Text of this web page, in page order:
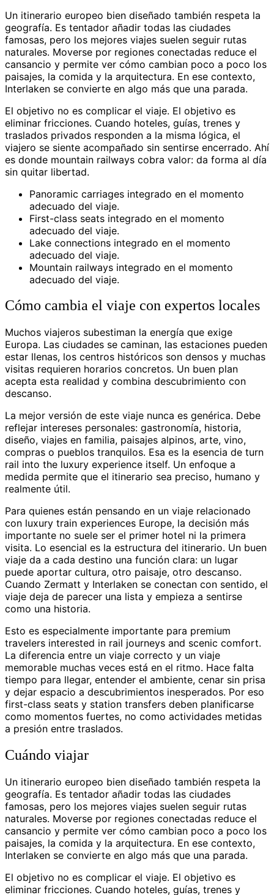
Un itinerario europeo bien diseñado también respeta la
geografía. Es tentador añadir todas las ciudades
famosas, pero los mejores viajes suelen seguir rutas
naturales. Moverse por regiones conectadas reduce el
cansancio y permite ver cómo cambian poco a poco los
paisajes, la comida y la arquitectura. En ese contexto,
Interlaken se convierte en algo más que una parada.
El objetivo no es complicar el viaje. El objetivo es
eliminar fricciones. Cuando hoteles, guías, trenes y
traslados privados responden a la misma lógica, el
viajero se siente acompañado sin sentirse encerrado. Ahí
es donde mountain railways cobra valor: da forma al día
sin quitar libertad.
Panoramic carriages integrado en el momento
adecuado del viaje.
First-class seats integrado en el momento
adecuado del viaje.
Lake connections integrado en el momento
adecuado del viaje.
Mountain railways integrado en el momento
adecuado del viaje.
Cómo cambia el viaje con expertos locales
Muchos viajeros subestiman la energía que exige
Europa. Las ciudades se caminan, las estaciones pueden
estar llenas, los centros históricos son densos y muchas
visitas requieren horarios concretos. Un buen plan
acepta esta realidad y combina descubrimiento con
descanso.
La mejor versión de este viaje nunca es genérica. Debe
reflejar intereses personales: gastronomía, historia,
diseño, viajes en familia, paisajes alpinos, arte, vino,
compras o pueblos tranquilos. Esa es la esencia de turn
rail into the luxury experience itself. Un enfoque a
medida permite que el itinerario sea preciso, humano y
realmente útil.
Para quienes están pensando en un viaje relacionado
con luxury train experiences Europe, la decisión más
importante no suele ser el primer hotel ni la primera
visita. Lo esencial es la estructura del itinerario. Un buen
viaje da a cada destino una función clara: un lugar
puede aportar cultura, otro paisaje, otro descanso.
Cuando Zermatt y Interlaken se conectan con sentido, el
viaje deja de parecer una lista y empieza a sentirse
como una historia.
Esto es especialmente importante para premium
travelers interested in rail journeys and scenic comfort.
La diferencia entre un viaje correcto y un viaje
memorable muchas veces está en el ritmo. Hace falta
tiempo para llegar, entender el ambiente, cenar sin prisa
y dejar espacio a descubrimientos inesperados. Por eso
first-class seats y station transfers deben planificarse
como momentos fuertes, no como actividades metidas
a presión entre traslados.
Cuándo viajar
Un itinerario europeo bien diseñado también respeta la
geografía. Es tentador añadir todas las ciudades
famosas, pero los mejores viajes suelen seguir rutas
naturales. Moverse por regiones conectadas reduce el
cansancio y permite ver cómo cambian poco a poco los
paisajes, la comida y la arquitectura. En ese contexto,
Interlaken se convierte en algo más que una parada.
El objetivo no es complicar el viaje. El objetivo es
eliminar fricciones. Cuando hoteles, guías, trenes y